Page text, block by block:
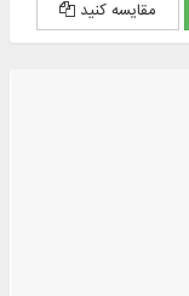
مقایسه کنید